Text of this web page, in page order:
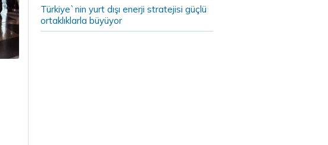
Türkiye`nin yurt dışı enerji stratejisi güçlü
ortaklıklarla büyüyor